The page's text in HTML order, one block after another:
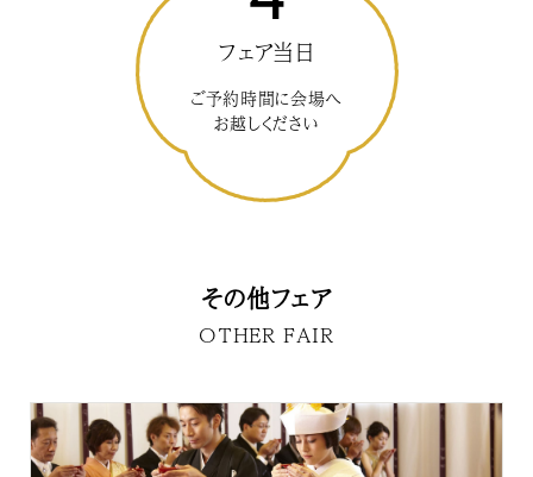
フェア当日
ご予約時間に会場へ
お越しください
その他フェア
OTHER FAIR